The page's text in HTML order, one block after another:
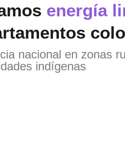
energía
nacional en zonas
indígenas